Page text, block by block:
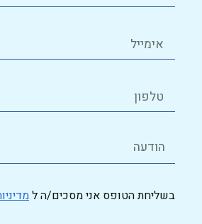
בשליחת הטופס אני מסכים/ה ל